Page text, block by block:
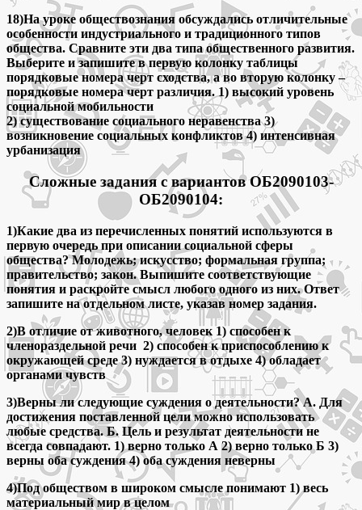
18)На уроке обществознания обсуждались отличительные
особенности индустриального и традиционного типов
общества. Сравните эти два типа общественного развития.
Выберите и запишите в первую колонку таблицы
порядковые номера черт сходства, а во вторую колонку –
порядковые номера черт различия. 1) высокий уровень
социальной мобильности
2) существование социального неравенства 3)
возникновение социальных конфликтов 4) интенсивная
урбанизация
Сложные задания с вариантовОБ2090103-
ОБ2090104:
1)Какие два из перечисленных понятий используются в
первую очередь при описании социальной сферы
общества? Молодежь; искусство; формальная группа;
правительство; закон. Выпишите соответствующие
понятия и раскройте смысл любого одного из них. Ответ
запишите на отдельном листе, указав номер задания.
2)В отличие от животного, человек 1) способен к
членораздельной речи 2) способен к приспособлению к
окружающей среде 3) нуждается в отдыхе 4) обладает
органами чувств
3)Верны ли следующие суждения о деятельности? А. Для
достижения поставленной цели можно использовать
любые средства. Б. Цель и результат деятельности не
всегда совпадают. 1) верно только А 2) верно только Б 3)
верны оба суждения 4) оба суждения неверны
4)Под обществом в широком смысле понимают 1) весь
материальный мир в целом